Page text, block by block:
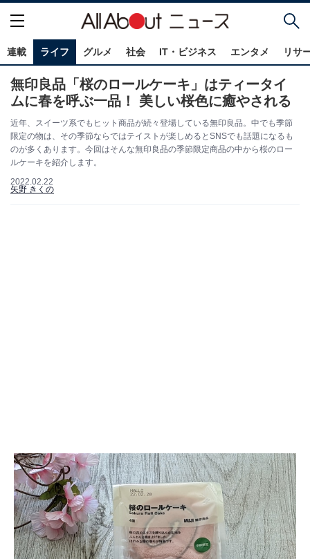
連載 ライフ グルメ 社会 IT・ビジネス エンタメ リサ
無印良品「桜のロールケーキ」はティータイ
ムに春を呼ぶ一品！ 美しい桜色に癒やされる
近年、スイーツ系でもヒット商品が続々登場している無印良品。中でも季節
限定の物は、その季節ならではテイストが楽しめるとSNSでも話題になるも
のが多くあります。今回はそんな無印良品の季節限定商品の中から桜のロー
ルケーキを紹介します。
2022.02.22
矢野 きくの